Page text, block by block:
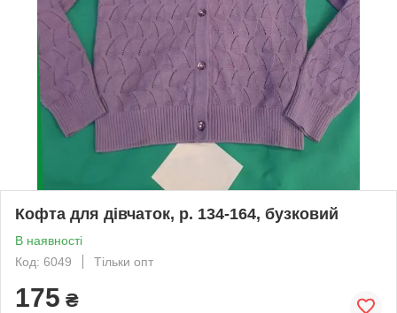
Кофта для дівчаток, р. 134-164, бузковий
В наявності
Код: 6049
Тільки опт
175 ₴